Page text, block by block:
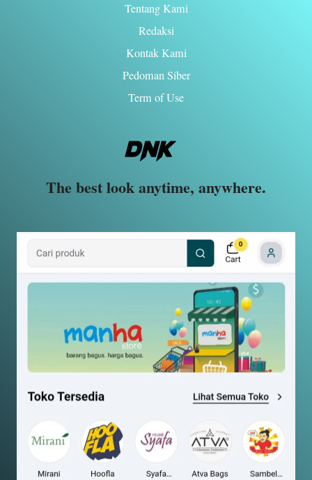
Tentang Kami
Redaksi
Kontak Kami
Pedoman Siber
Term of Use
The best look anytime, anywhere.